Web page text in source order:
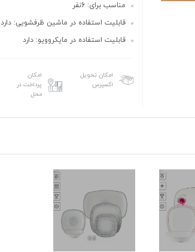
مناسب برای: 6نفر
قابلیت استفاده در ماشین ظرفشویی: دارد
قابلیت استفاده در مایکروویو: دارد
امکان تحویل
اکسپرس
امکان
پرداخت در
محل